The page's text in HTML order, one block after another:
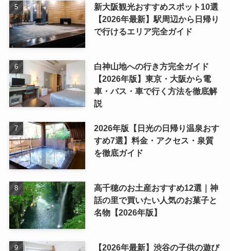
新大阪観光おすすめスポット10選
【2026年最新】駅周辺から日帰り
で行けるエリア完全ガイド
白神山地への行き方完全ガイド
【2026年版】東京・大阪から電
車・バス・車で行く方法を徹底解
説
2026年版【日光の日帰り温泉おす
すめ7選】料金・アクセス・泉質
を徹底ガイド
高千穂のお土産おすすめ12選｜神
話の里で買いたい人気のお菓子と
名物【2026年版】
【2026年最新】渋谷の子供の遊び